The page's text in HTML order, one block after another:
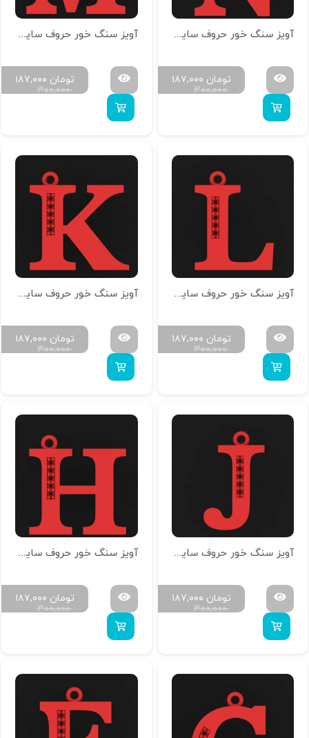
آویز سنگ خور حروف سایز کوچک H-MAYA-S-14
۳۰۰,۰۰۰
۱۸۷,۰۰۰ تومان
آویز سنگ خور حروف سایز کوچک H-MAYA-S-13
۳۰۰,۰۰۰
۱۸۷,۰۰۰ تومان
آویز سنگ خور حروف سایز کوچک H-MAYA-S-12
۳۰۰,۰۰۰
۱۸۷,۰۰۰ تومان
آویز سنگ خور حروف سایز کوچک H-MAYA-S-11
۳۰۰,۰۰۰
۱۸۷,۰۰۰ تومان
آویز سنگ خور حروف سایز کوچک H-MAYA-S-10
۳۰۰,۰۰۰
۱۸۷,۰۰۰ تومان
آویز سنگ خور حروف سایز کوچک H-MAYA-S-08
۳۰۰,۰۰۰
۱۸۷,۰۰۰ تومان